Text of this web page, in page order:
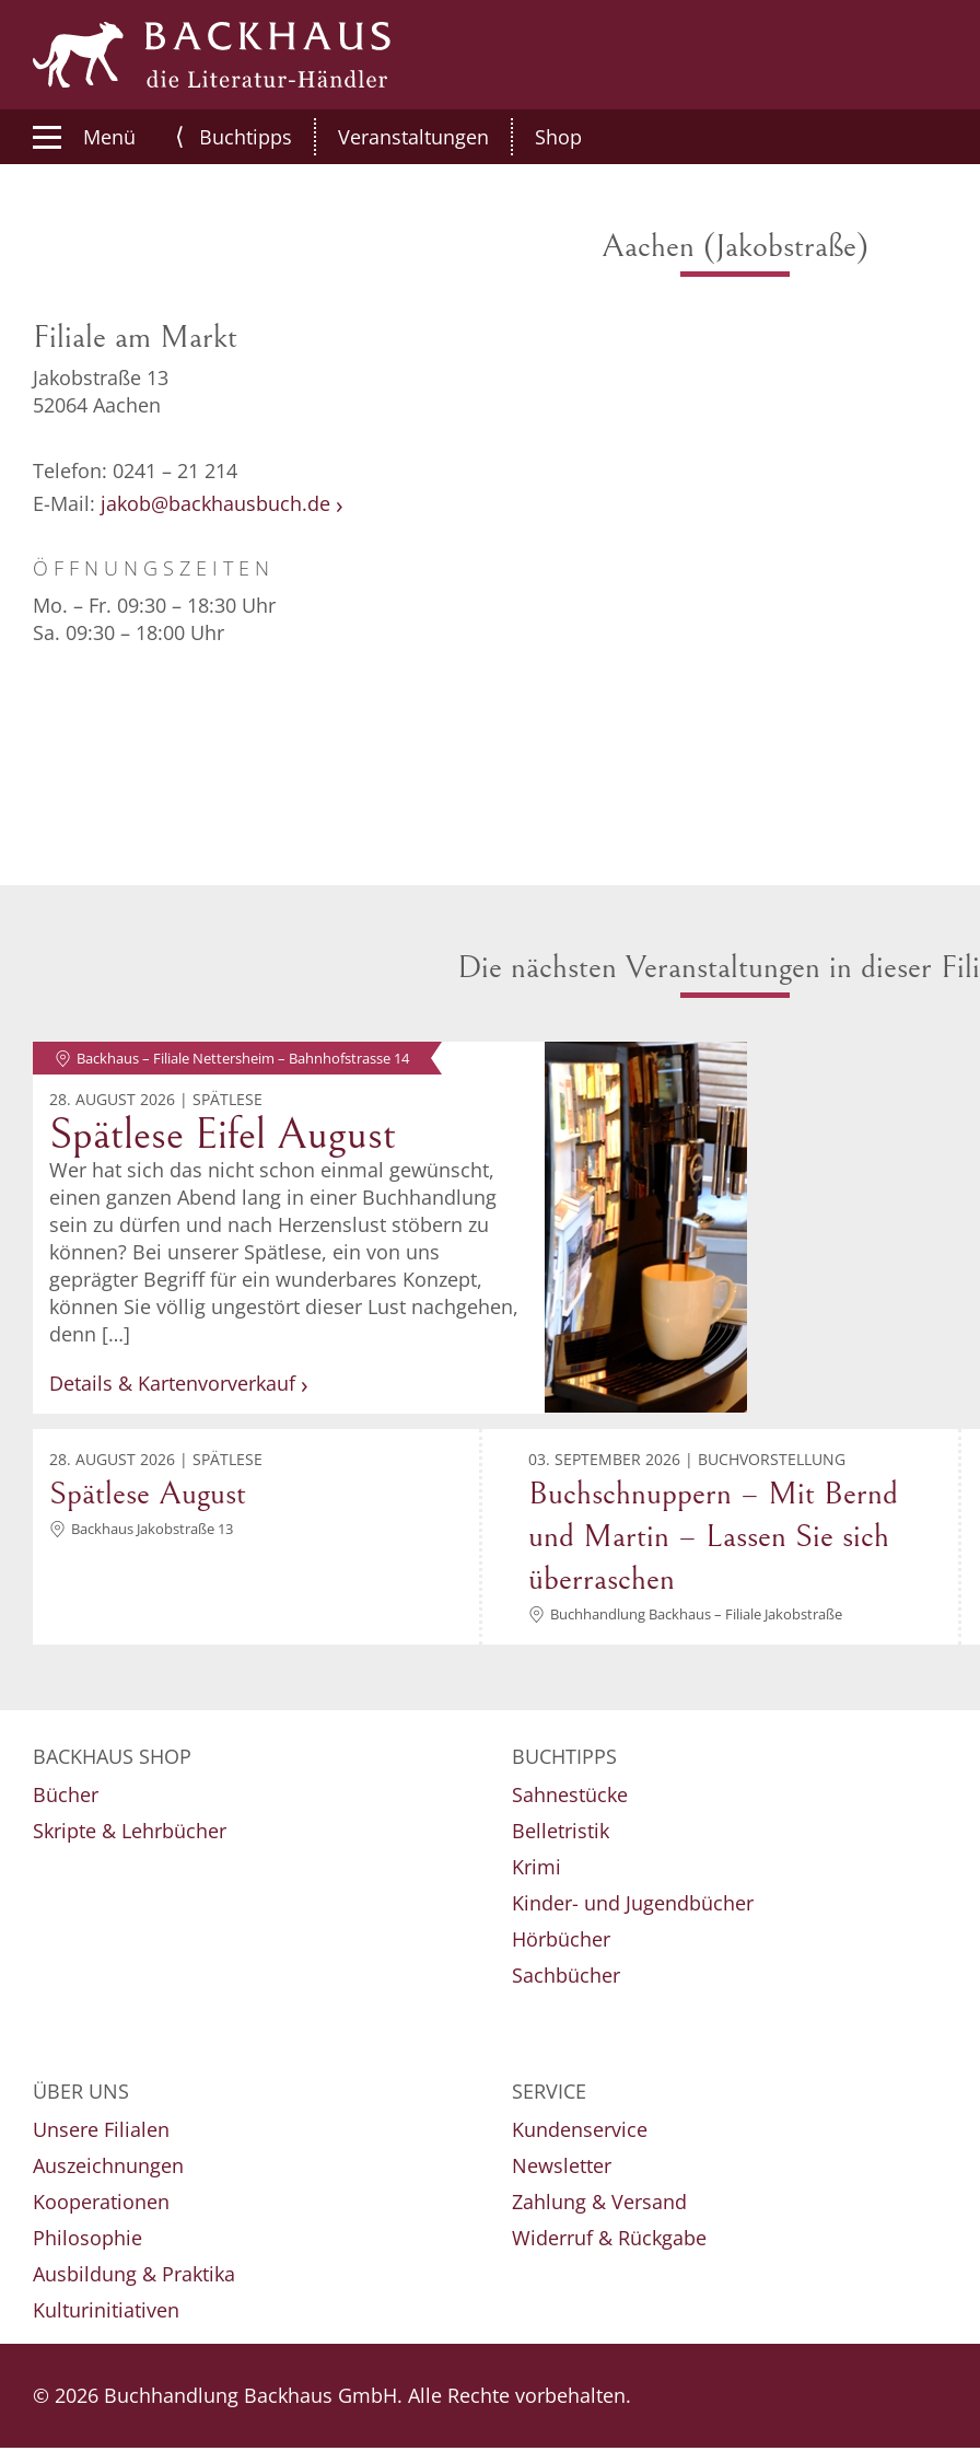
Menü ⟨ Buchtipps Veranstaltungen Shop
Aachen (Jakobstraße)
Filiale am Markt
Jakobstraße 13
52064 Aachen
Telefon: 0241 – 21 214
E-Mail: jakob@backhausbuch.de
ÖFFNUNGSZEITEN
Mo. – Fr. 09:30 – 18:30 Uhr
Sa. 09:30 – 18:00 Uhr
Die nächsten Veranstaltungen in dieser
Backhaus – Filiale Nettersheim – Bahnhofstrasse 14
28. AUGUST 2026 | SPÄTLESE
Spätlese Eifel August
Wer hat sich das nicht schon einmal gewünscht,
einen ganzen Abend lang in einer Buchhandlung
sein zu dürfen und nach Herzenslust stöbern zu
können? Bei unserer Spätlese, ein von uns
geprägter Begriff für ein wunderbares Konzept,
können Sie völlig ungestört dieser Lust nachgehen,
denn […]
Details & Kartenvorverkauf
28. AUGUST 2026 | SPÄTLESE
Spätlese August
Backhaus Jakobstraße 13
03. SEPTEMBER 2026 | BUCHVORSTELLUNG
Buchschnuppern – Mit Bernd
und Martin – Lassen Sie sich
überraschen
Buchhandlung Backhaus – Filiale Jakobstraße
BACKHAUS SHOP
Bücher
Skripte & Lehrbücher
BUCHTIPPS
Sahnestücke
Belletristik
Krimi
Kinder- und Jugendbücher
Hörbücher
Sachbücher
ÜBER UNS
Unsere Filialen
Auszeichnungen
Kooperationen
Philosophie
Ausbildung & Praktika
Kulturinitiativen
SERVICE
Kundenservice
Newsletter
Zahlung & Versand
Widerruf & Rückgabe
© 2026 Buchhandlung Backhaus GmbH. Alle Rechte vorbehalten.